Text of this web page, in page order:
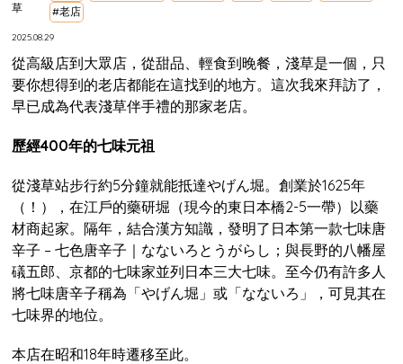
草
#老店
2025.08.29
從高級店到大眾店，從甜品、輕食到晚餐，淺草是一個，只
要你想得到的老店都能在這找到的地方。這次我來拜訪了，
早已成為代表淺草伴手禮的那家老店。
歷經400年的七味元祖
從淺草站步行約5分鐘就能抵達やげん堀。創業於1625年
（！），在江戶的藥研堀（現今的東日本橋2-5一帶）以藥
材商起家。隔年，結合漢方知識，發明了日本第一款七味唐
辛子 – 七色唐辛子｜なないろとうがらし；與長野的八幡屋
礒五郎、京都的七味家並列日本三大七味。至今仍有許多人
將七味唐辛子稱為「やげん堀」或「なないろ」，可見其在
七味界的地位。
本店在昭和18年時遷移至此。